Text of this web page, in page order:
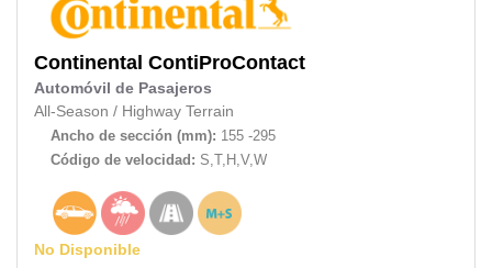
Continental ContiProContact
Automóvil de Pasajeros
All-Season / Highway Terrain
Ancho de sección (mm): 155 -295
Código de velocidad: S,T,H,V,W
No Disponible